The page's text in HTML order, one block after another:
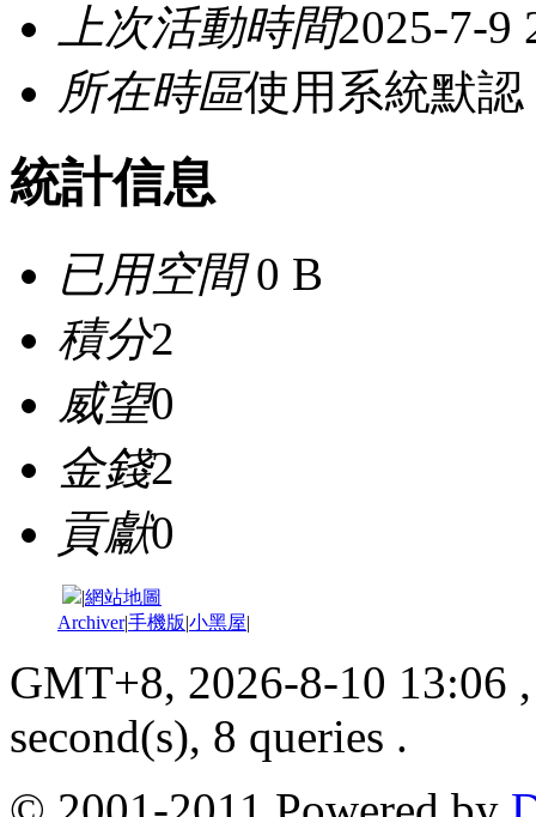
上次活動時間2025-7-9
所在時區使用系統默認
統計信息
已用空間0 B
積分2
威望0
金錢2
貢獻0
|網站地圖
Archiver|手機版|小黑屋|
GMT+8, 2026-8-10 13:06
second(s), 8 queries .